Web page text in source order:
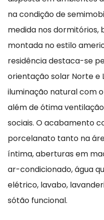
na condição de
medida nos dormitórios,
montada no estilo
residência destaca-se
orientação solar Norte e
iluminação natural com
além de ótima
sociais. O acabamento
porcelanato tanto na
íntima, aberturas em
ar-condicionado, água
elétrico, lavabo,
sótão funcional.